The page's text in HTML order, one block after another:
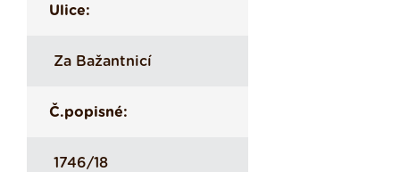
Ulice:
Za Bažantnicí
Č.popisné:
1746/18